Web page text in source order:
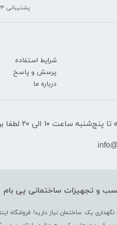
پشتیبانی ۲۴ ساعته
شرایط استفاده
پرسش و پاسخ
درباره ما
برای استعلام قیمت‌ و موجودی تماس نگیرید.
چسب و تجهیزات ساختمانی پی بام
یک ساختمان نیاز دارید! فروشگاه